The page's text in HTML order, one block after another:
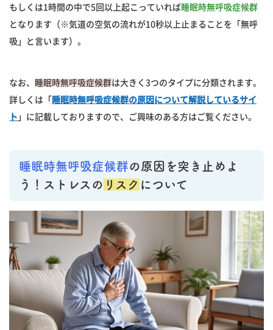
もしくは1時間の中で5回以上起こっていれば睡眠時無呼吸症候群
となります（※気道の空気の流れが10秒以上止まることを「無呼
吸」と言います）。
なお、 睡眠時無呼吸症候群は大きく3つのタイプに分類されます。
詳しくは「 睡眠時無呼吸症候群の原因について解説しているサイ
ト 」に記載しておりますので、ご興味のある方はご覧ください。
睡眠時無呼吸症候群の原因を突き止めよ
う！ストレスの リスク について